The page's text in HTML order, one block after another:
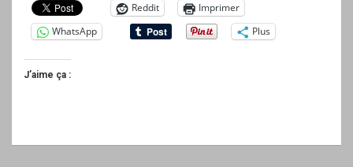
Reddit
Imprimer
WhatsApp
Plus
J’aime ça :